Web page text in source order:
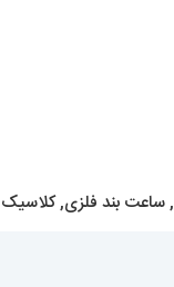
,ساعت بند فلزی,کلاسیک